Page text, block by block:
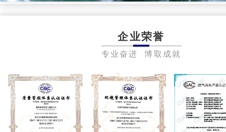
企业荣誉
专业奋进 博取成就